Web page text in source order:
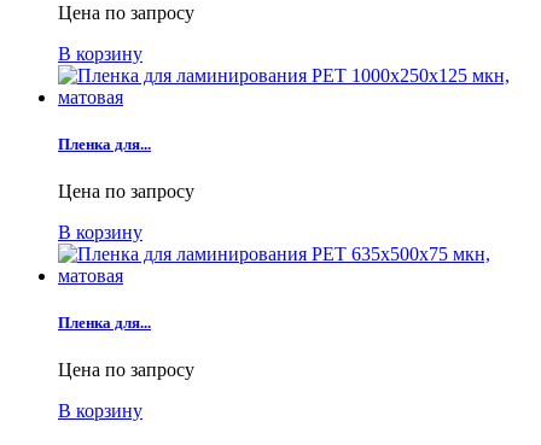
Цена по запросу
В корзину
Пленка для...
Цена по запросу
В корзину
Пленка для...
Цена по запросу
В корзину